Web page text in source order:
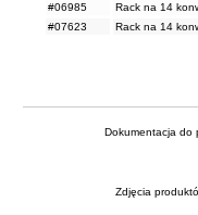
#06985
Rack na 14
#07623
Rack na 14
Dokumentacja do
Zdjęcia